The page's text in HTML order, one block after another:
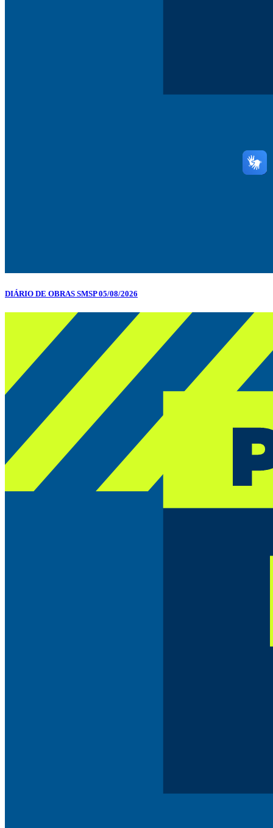
DIÁRIO DE OBRAS SMSP 05/08/2026